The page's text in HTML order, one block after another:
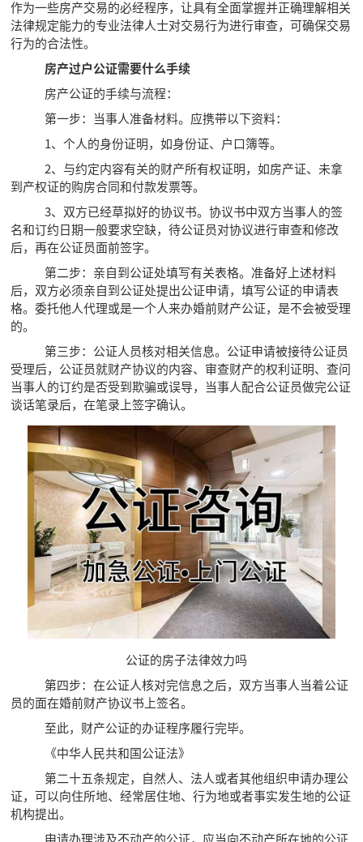
作为一些房产交易的必经程序，让具有全面掌握并正确理解相关
法律规定能力的专业法律人士对交易行为进行审查，可确保交易
行为的合法性。
房产过户公证需要什么手续
房产公证的手续与流程：
第一步：当事人准备材料。应携带以下资料：
1、个人的身份证明，如身份证、户口簿等。
2、与约定内容有关的财产所有权证明，如房产证、未拿
到产权证的购房合同和付款发票等。
3、双方已经草拟好的协议书。协议书中双方当事人的签
名和订约日期一般要求空缺，待公证员对协议进行审查和修改
后，再在公证员面前签字。
第二步：亲自到公证处填写有关表格。准备好上述材料
后，双方必须亲自到公证处提出公证申请，填写公证的申请表
格。委托他人代理或是一个人来办婚前财产公证，是不会被受理
的。
第三步：公证人员核对相关信息。公证申请被接待公证员
受理后，公证员就财产协议的内容、审查财产的权利证明、查问
当事人的订约是否受到欺骗或误导，当事人配合公证员做完公证
谈话笔录后，在笔录上签字确认。
公证的房子法律效力吗
第四步：在公证人核对完信息之后，双方当事人当着公证
员的面在婚前财产协议书上签名。
至此，财产公证的办证程序履行完毕。
《中华人民共和国公证法》
第二十五条规定，自然人、法人或者其他组织申请办理公
证，可以向住所地、经常居住地、行为地或者事实发生地的公证
机构提出。
申请办理涉及不动产的公证，应当向不动产所在地的公证